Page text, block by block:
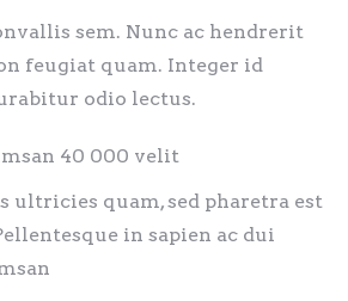
sem. Nunc ac hendrerit
feugiat quam. Integer id
odio lectus.
40 000 velit
ultricies quam, sed pharetra est
in sapien ac dui